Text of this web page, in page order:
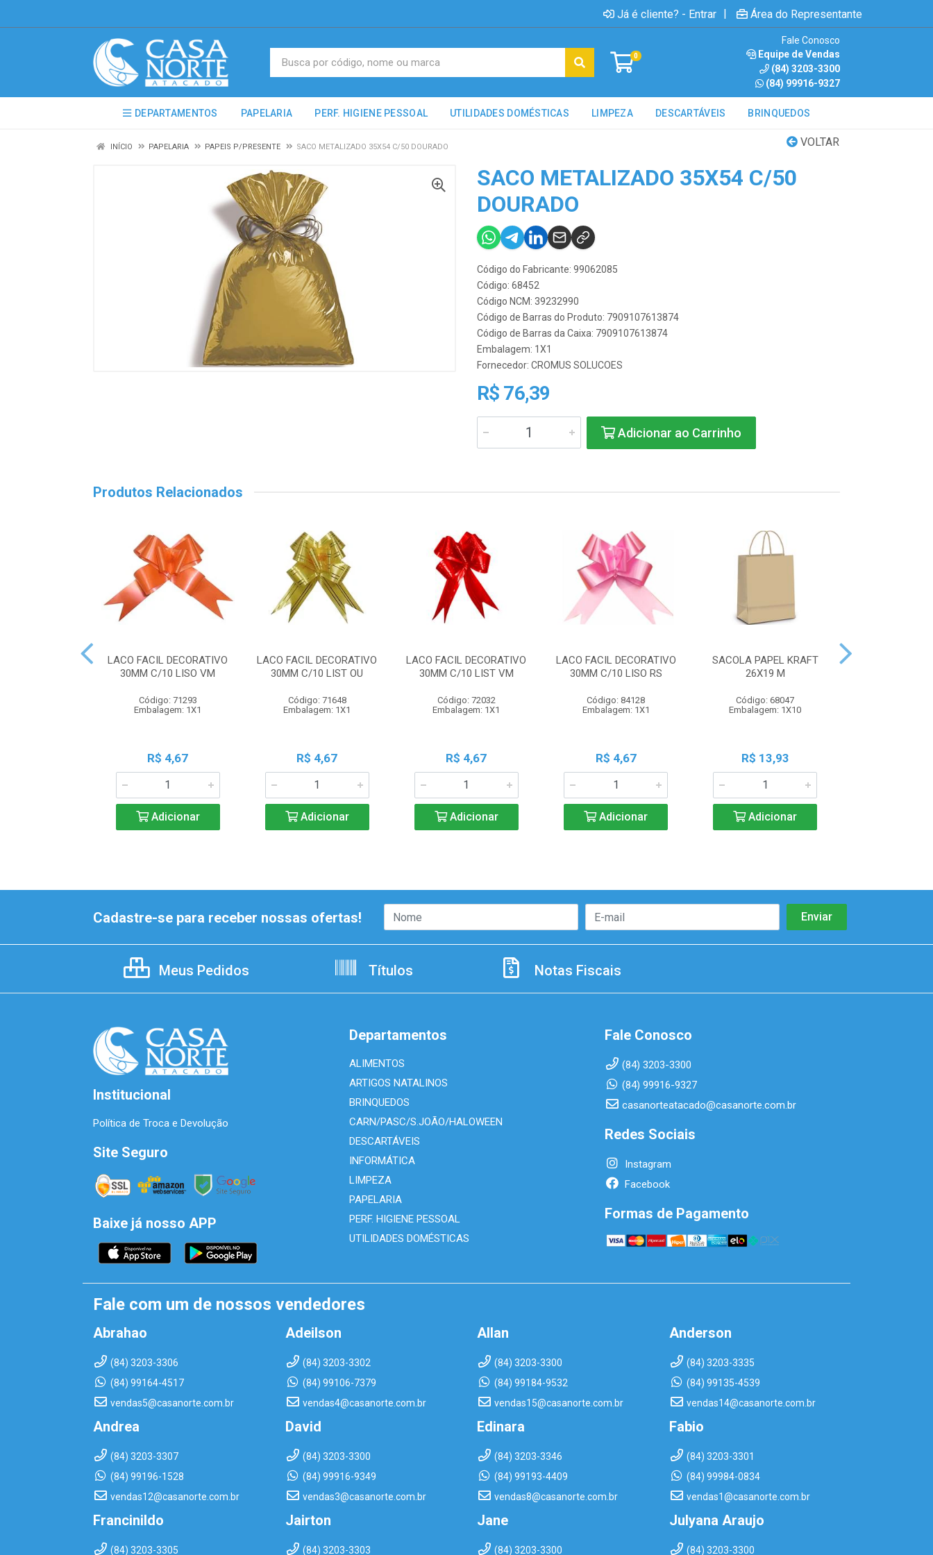
Já é cliente? - Entrar | Área do Representante
0
Fale Conosco
Equipe de Vendas
(84) 3203-3300
(84) 99916-9327
DEPARTAMENTOS PAPELARIA PERF. HIGIENE PESSOAL UTILIDADES DOMÉSTICAS LIMPEZA DESCARTÁVEIS BRINQUEDOS
VOLTAR
INÍCIO PAPELARIA PAPEIS P/PRESENTE SACO METALIZADO 35X54 C/50 DOURADO
SACO METALIZADO 35X54 C/50
DOURADO
Código do Fabricante: 99062085
Código: 68452
Código NCM: 39232990
Código de Barras do Produto: 7909107613874
Código de Barras da Caixa: 7909107613874
Embalagem: 1X1
Fornecedor: CROMUS SOLUCOES
R$ 76,39
Adicionar ao Carrinho
Produtos Relacionados
LACO FACIL DECORATIVO
30MM C/10 LISO VM
Código: 71293
Embalagem: 1X1
R$ 4,67
Adicionar
LACO FACIL DECORATIVO
30MM C/10 LIST OU
Código: 71648
Embalagem: 1X1
R$ 4,67
Adicionar
LACO FACIL DECORATIVO
30MM C/10 LIST VM
Código: 72032
Embalagem: 1X1
R$ 4,67
Adicionar
LACO FACIL DECORATIVO
30MM C/10 LISO RS
Código: 84128
Embalagem: 1X1
R$ 4,67
Adicionar
SACOLA PAPEL KRAFT
26X19 M
Código: 68047
Embalagem: 1X10
R$ 13,93
Adicionar
Cadastre-se para receber nossas ofertas!
Meus Pedidos Títulos Notas Fiscais
Institucional
Política de Troca e Devolução
Site Seguro
Baixe já nosso APP
Departamentos
ALIMENTOS
ARTIGOS NATALINOS
BRINQUEDOS
CARN/PASC/S.JOÃO/HALOWEEN
DESCARTÁVEIS
INFORMÁTICA
LIMPEZA
PAPELARIA
PERF. HIGIENE PESSOAL
UTILIDADES DOMÉSTICAS
Fale Conosco
(84) 3203-3300
(84) 99916-9327
casanorteatacado@casanorte.com.br
Redes Sociais
Instagram
Facebook
Formas de Pagamento
Fale com um de nossos vendedores
Abrahao
(84) 3203-3306
(84) 99164-4517
vendas5@casanorte.com.br
Adeilson
(84) 3203-3302
(84) 99106-7379
vendas4@casanorte.com.br
Allan
(84) 3203-3300
(84) 99184-9532
vendas15@casanorte.com.br
Anderson
(84) 3203-3335
(84) 99135-4539
vendas14@casanorte.com.br
Andrea
(84) 3203-3307
(84) 99196-1528
vendas12@casanorte.com.br
David
(84) 3203-3300
(84) 99916-9349
vendas3@casanorte.com.br
Edinara
(84) 3203-3346
(84) 99193-4409
vendas8@casanorte.com.br
Fabio
(84) 3203-3301
(84) 99984-0834
vendas1@casanorte.com.br
Francinildo
(84) 3203-3305
Jairton
(84) 3203-3303
Jane
(84) 3203-3300
Julyana Araujo
(84) 3203-3300